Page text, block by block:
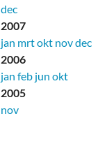
dec
2007
jan mrtokt novdec
2006
jan feb jun okt
2005
nov